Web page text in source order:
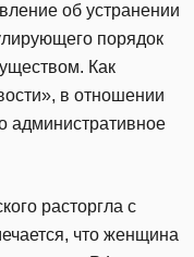
об устранении
порядок
Как
в отношении
административное
расторгла с
что женщина